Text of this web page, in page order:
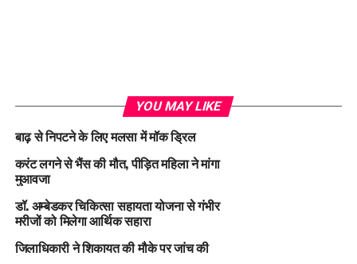
YOU MAY LIKE
बाढ़ से निपटने के लिए मलसा में मॉक ड्रिल
करंट लगने से भैंस की मौत, पीड़ित महिला ने मांगा
मुआवजा
डॉ. अम्बेडकर चिकित्सा सहायता योजना से गंभीर
मरीजों को मिलेगा आर्थिक सहारा
जिलाधिकारी ने शिकायत की मौके पर जांच की